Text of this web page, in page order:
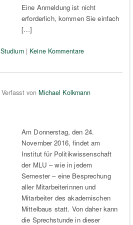
Eine Anmeldung ist nicht
erforderlich, kommen Sie einfach
[…]
Studium| Keine Kommentare
Verfasst von Michael Kolkmann
Am Donnerstag, den 24.
November 2016, findet am
Institut für Politikwissenschaft
der MLU – wie in jedem
Semester – eine Besprechung
aller Mitarbeiterinnen und
Mitarbeiter des akademischen
Mittelbaus statt. Von daher kann
die Sprechstunde in dieser